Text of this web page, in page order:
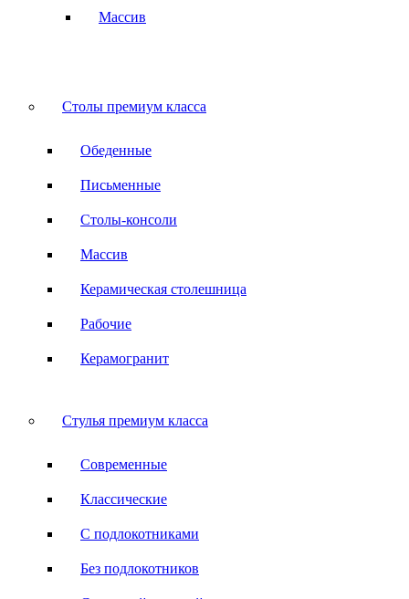
Массив
Столы премиум класса
Обеденные
Письменные
Столы-консоли
Массив
Керамическая столешница
Рабочие
Керамогранит
Стулья премиум класса
Современные
Классические
С подлокотниками
Без подлокотников